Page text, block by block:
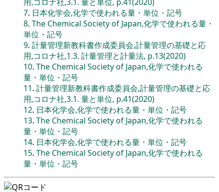
7. 日本化学会,化学で使われる量・単位・記号
8. The Chemical Society of Japan,化学で使われる量・
単位・記号
9. 計量管理新教科書作成委員会,計量管理の基礎と応
用,コロナ社,1.3. 計量管理と計量法, p.13(2020)
10. The Chemical Society of Japan,化学で使われる
量・単位・記号
11. 計量管理新教科書作成委員会,計量管理の基礎と応
用,コロナ社,3.1. 量と単位, p.41(2020)
12. 日本化学会,化学で使われる量・単位・記号
13. The Chemical Society of Japan,化学で使われる
量・単位・記号
14. 日本化学会,化学で使われる量・単位・記号
15. The Chemical Society of Japan,化学で使われる
量・単位・記号